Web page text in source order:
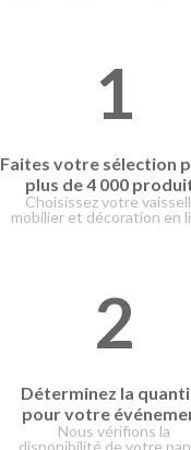
1
Faites votre sélection
plus de 4 000
Choisissez votre
mobilier et décoration en
2
Déterminez la
pour votre
Nous vérifions la
disponibilité de votre